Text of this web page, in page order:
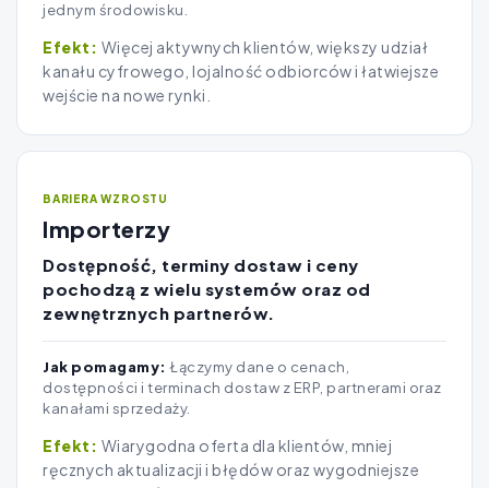
jednym środowisku.
Więcej aktywnych klientów, większy udział
kanału cyfrowego, lojalność odbiorców i łatwiejsze
wejście na nowe rynki.
BARIERA WZROSTU
Importerzy
Dostępność, terminy dostaw i ceny
pochodzą z wielu systemów oraz od
zewnętrznych partnerów.
Jak pomagamy: Łączymy dane o cenach,
dostępności i terminach dostaw z ERP, partnerami oraz
kanałami sprzedaży.
Wiarygodna oferta dla klientów, mniej
ręcznych aktualizacji i błędów oraz wygodniejsze